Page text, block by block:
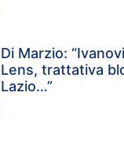
Di Marzio:
Lens, trattativa
Lazio…”